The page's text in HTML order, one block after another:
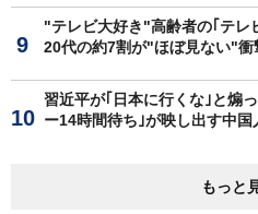
"テレビ大好き"高齢者の｢テ
20代の約7割が"ほぼ見ない"衝
習近平が｢日本に行くな｣と煽
ー14時間待ち｣が映し出す中国
もっと